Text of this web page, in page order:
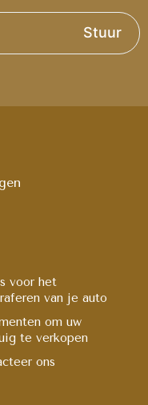
Stuur
voor het
van je auto
om uw
te verkopen
ons